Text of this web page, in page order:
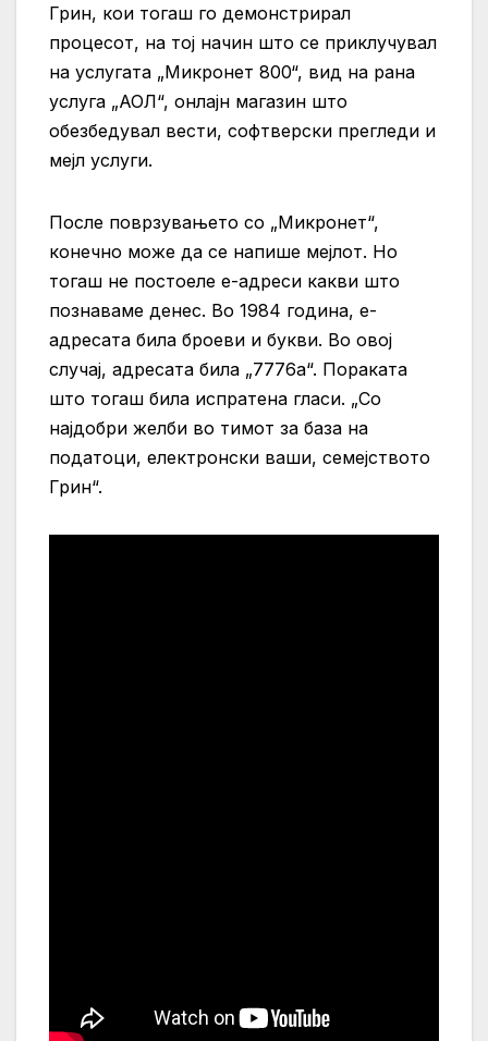
Грин, кои тогаш го демонстрирал
процесот, на тој начин што се приклучувал
на услугата „Микронет 800“, вид на рана
услуга „АОЛ“, онлајн магазин што
обезбедувал вести, софтверски прегледи и
мејл услуги.
После поврзувањето со „Микронет“,
конечно може да се напише мејлот. Но
тогаш не постоеле е-адреси какви што
познаваме денес. Во 1984 година, е-
адресата била броеви и букви. Во овој
случај, адресата била „7776а“. Пораката
што тогаш била испратена гласи. „Со
најдобри желби во тимот за база на
податоци, електронски ваши, семејството
Грин“.